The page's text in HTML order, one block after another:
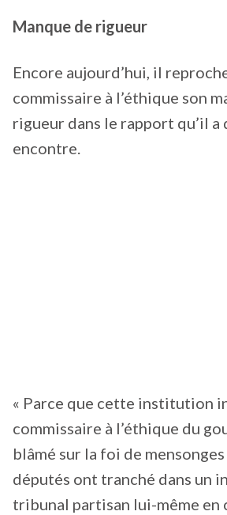
Manque de rigueur
Encore aujourd’hui, il
commissaire à l’éthique son
rigueur dans le rapport qu’il a
encontre.
« Parce que cette institution
commissaire à l’éthique du
blâmé sur la foi de
députés ont tranché dans un
tribunal partisan lui-même